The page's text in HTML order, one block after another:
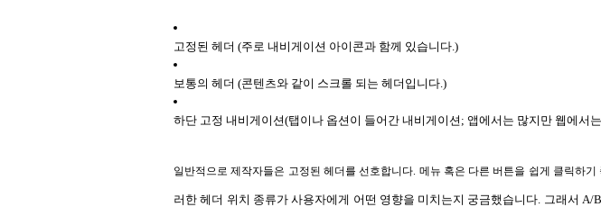
고정된 헤더 (주로 내비게이션 아이콘과 함께 있습니다.)
보통의 헤더 (콘텐츠와 같이 스크롤 되는 헤더입니다.)
하단 고정 내비게이션(탭이나 옵션이 들어간 내비게이션; 앱에서는 많지만 웹에서
일반적으로 제작자들은 고정된 헤더를 선호합니다. 메뉴 혹은 다른 버튼을 쉽게 클릭하기
러한 헤더 위치 종류가 사용자에게 어떤 영향을 미치는지 궁금했습니다. 그래서 A/